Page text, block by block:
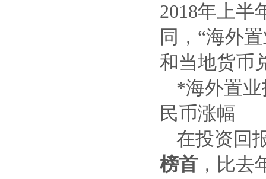
2018年上半
同，“海外
和当地货币
*海外置
民币涨幅
在投资回
榜首 ，比